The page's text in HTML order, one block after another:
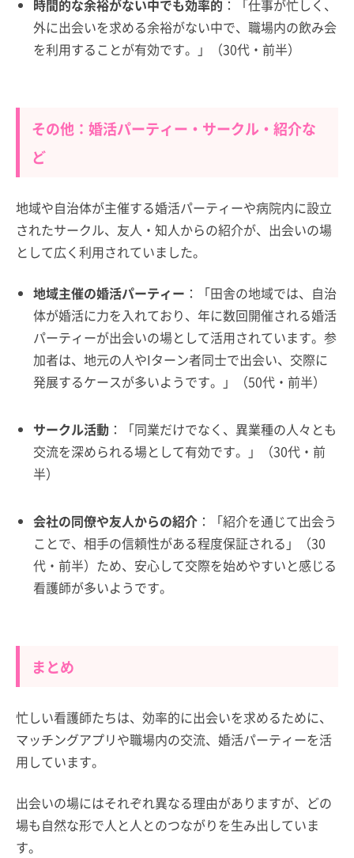
時間的な余裕がない中でも効率的 ：「仕事が忙しく、
外に出会いを求める余裕がない中で、職場内の飲み会
を利用することが有効です。」（30代・前半）
その他：婚活パーティー・サークル・紹介な
ど
地域や自治体が主催する婚活パーティーや病院内に設立
されたサークル、友人・知人からの紹介が、出会いの場
として広く利用されていました。
地域主催の婚活パーティー ：「田舎の地域では、自治
体が婚活に力を入れており、年に数回開催される婚活
パーティーが出会いの場として活用されています。参
加者は、地元の人やIターン者同士で出会い、交際に
発展するケースが多いようです。」（50代・前半）
サークル活動 ：「同業だけでなく、異業種の人々とも
交流を深められる場として有効です。」（30代・前
半）
会社の同僚や友人からの紹介 ：「紹介を通じて出会う
ことで、相手の信頼性がある程度保証される」（30
代・前半）ため、安心して交際を始めやすいと感じる
看護師が多いようです。
まとめ
忙しい看護師たちは、効率的に出会いを求めるために、
マッチングアプリや職場内の交流、婚活パーティーを活
用しています。
出会いの場にはそれぞれ異なる理由がありますが、どの
場も自然な形で人と人とのつながりを生み出していま
す。